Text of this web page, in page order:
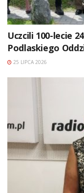
Uczcili 100-lecie
Podlaskiego
25 LIPCA 2026